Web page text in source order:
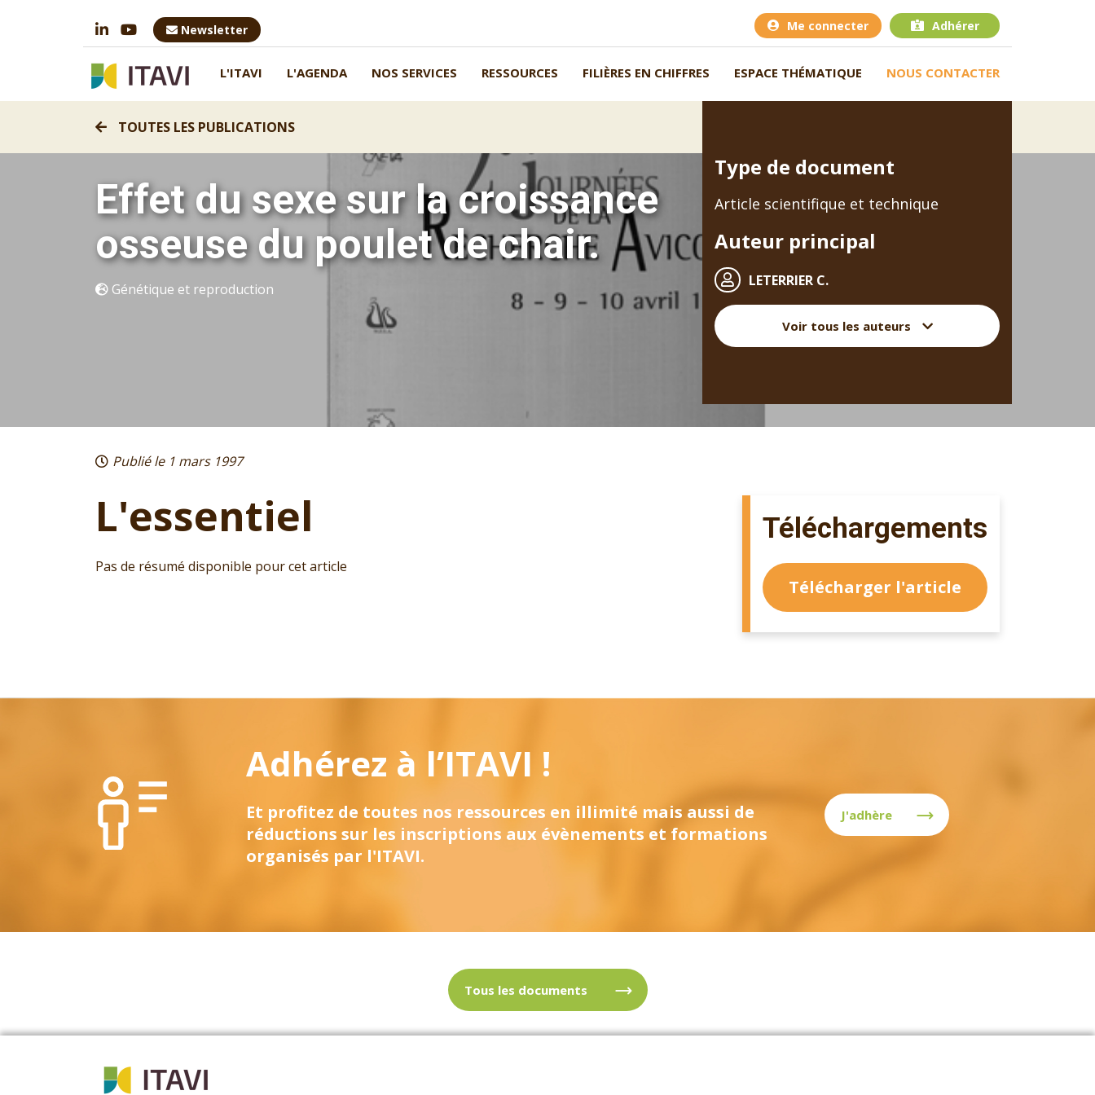
Newsletter Me connecter Adhérer
L'ITAVI L'AGENDA NOS SERVICES RESSOURCES FILIÈRES EN CHIFFRES ESPACE THÉMATIQUE NOUS CONTACTER
TOUTES LES PUBLICATIONS
Effet du sexe sur la croissance
osseuse du poulet de chair.
Génétique et reproduction
Type de document
Article scientifique et technique
Auteur principal
LETERRIER C.
Voir tous les auteurs
Publié le 1 mars 1997
Téléchargements
Télécharger l'article
L'essentiel
Pas de résumé disponible pour cet article
Adhérez à l’ITAVI !
Et profitez de toutes nos ressources en illimité mais aussi de
réductions sur les inscriptions aux évènements et formations
organisés par l'ITAVI.
J'adhère
Tous les documents